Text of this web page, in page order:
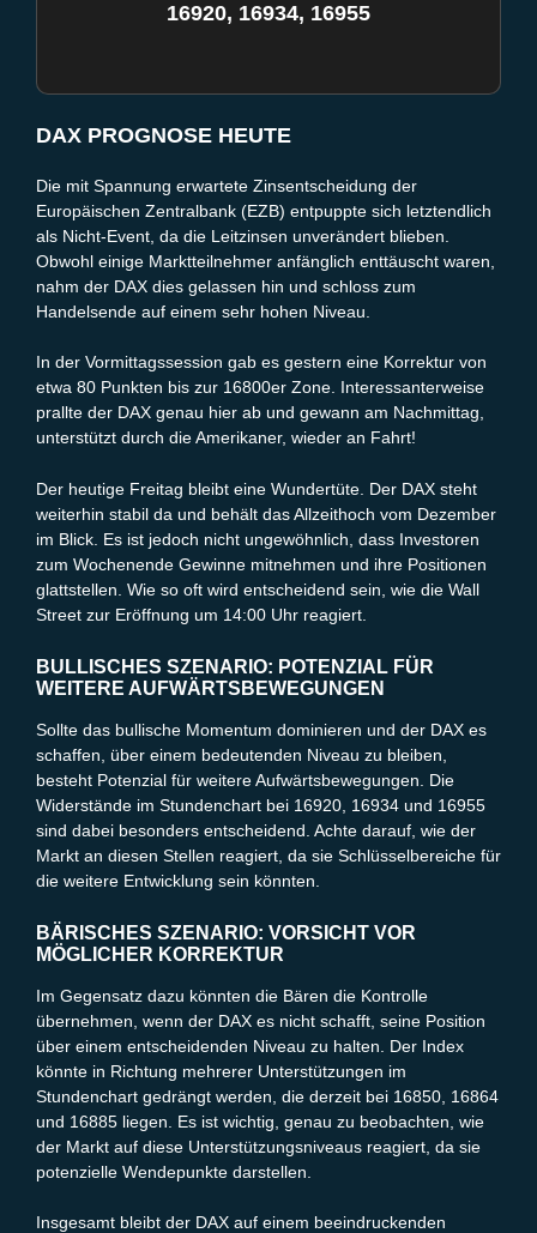
16920, 16934, 16955
DAX PROGNOSE HEUTE
Die mit Spannung erwartete Zinsentscheidung der
Europäischen Zentralbank (EZB) entpuppte sich letztendlich
als Nicht-Event, da die Leitzinsen unverändert blieben.
Obwohl einige Marktteilnehmer anfänglich enttäuscht waren,
nahm der DAX dies gelassen hin und schloss zum
Handelsende auf einem sehr hohen Niveau.
In der Vormittagssession gab es gestern eine Korrektur von
etwa 80 Punkten bis zur 16800er Zone. Interessanterweise
prallte der DAX genau hier ab und gewann am Nachmittag,
unterstützt durch die Amerikaner, wieder an Fahrt!
Der heutige Freitag bleibt eine Wundertüte. Der DAX steht
weiterhin stabil da und behält das Allzeithoch vom Dezember
im Blick. Es ist jedoch nicht ungewöhnlich, dass Investoren
zum Wochenende Gewinne mitnehmen und ihre Positionen
glattstellen. Wie so oft wird entscheidend sein, wie die Wall
Street zur Eröffnung um 14:00 Uhr reagiert.
BULLISCHES SZENARIO: POTENZIAL FÜR
WEITERE AUFWÄRTSBEWEGUNGEN
Sollte das bullische Momentum dominieren und der DAX es
schaffen, über einem bedeutenden Niveau zu bleiben,
besteht Potenzial für weitere Aufwärtsbewegungen. Die
Widerstände im Stundenchart bei 16920, 16934 und 16955
sind dabei besonders entscheidend. Achte darauf, wie der
Markt an diesen Stellen reagiert, da sie Schlüsselbereiche für
die weitere Entwicklung sein könnten.
BÄRISCHES SZENARIO: VORSICHT VOR
MÖGLICHER KORREKTUR
Im Gegensatz dazu könnten die Bären die Kontrolle
übernehmen, wenn der DAX es nicht schafft, seine Position
über einem entscheidenden Niveau zu halten. Der Index
könnte in Richtung mehrerer Unterstützungen im
Stundenchart gedrängt werden, die derzeit bei 16850, 16864
und 16885 liegen. Es ist wichtig, genau zu beobachten, wie
der Markt auf diese Unterstützungsniveaus reagiert, da sie
potenzielle Wendepunkte darstellen.
Insgesamt bleibt der DAX auf einem beeindruckenden